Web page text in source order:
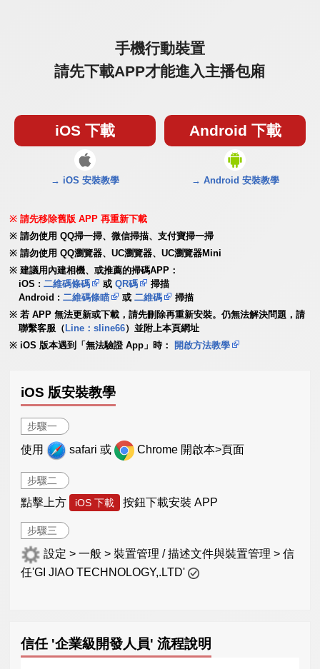
手機行動裝置
請先下載APP才能進入主播包廂
iOS 下載
→ iOS 安裝教學
Android 下載
→ Android 安裝教學
請先移除舊版 APP 再重新下載
請勿使用 QQ掃一掃、微信掃描、支付寶掃一掃
請勿使用 QQ瀏覽器、UC瀏覽器、UC瀏覽器Mini
建議用內建相機、或推薦的掃碼APP：
iOS :二維碼條碼 或QR碼
掃描
Android :二維碼條瞄 或二維碼
掃描
若 APP 無法更新或下載，請先刪除再重新安裝。仍無法解決問題，請
聯繫客服（ Line：sline66）並附上本頁網址
iOS 版本遇到「無法驗證 App」時：
開啟方法教學
iOS 版安裝教學
步驟一
使用 safari 或 Chrome 開啟本>頁面
步驟二
點擊上方 iOS 下載 按鈕下載安裝 APP
步驟三
設定 > 一般 > 裝置管理 / 描述文件與裝置管理 > 信
任'GI JIAO TECHNOLOGY,.LTD'
信任 '企業級開發人員' 流程說明